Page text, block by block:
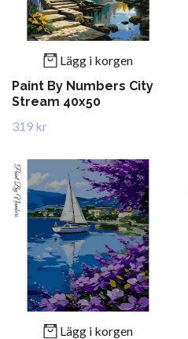
Lägg i korgen
Paint By Numbers City
Stream 40x50
319 kr
Lägg i korgen